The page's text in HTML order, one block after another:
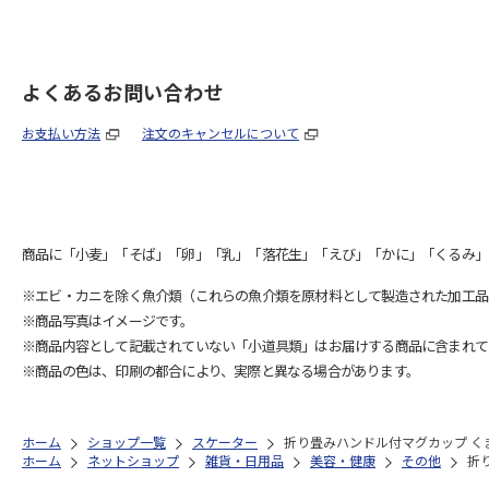
よくあるお問い合わせ
お支払い方法 注文のキャンセルについて
商品に「小麦」「そば」「卵」「乳」「落花生」「えび」「かに」「くるみ
※エビ・カニを除く魚介類（これらの魚介類を原材料として製造された加工
※商品写真はイメージです。
※商品内容として記載されていない「小道具類」はお届けする商品に含まれ
※商品の色は、印刷の都合により、実際と異なる場合があります。
ホーム ショップ一覧 スケーター
折り畳みハンドル付マグカップ く
ホーム
ネットショップ 雑貨・日用品 美容・健康 その他 折